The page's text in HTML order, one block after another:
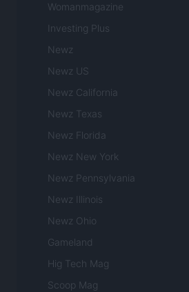
Womanmagazine
Investing Plus
Newz
Newz US
Newz California
Newz Texas
Newz Florida
Newz New York
Newz Pennsylvania
Newz Illinois
Newz Ohio
Gameland
Hig Tech Mag
Scoop Mag